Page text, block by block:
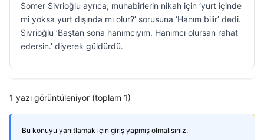
Somer Sivrioğlu ayrıca; muhabirlerin nikah için ‘yurt içinde
mi yoksa yurt dışında mı olur?’ sorusuna ‘Hanım bilir’ dedi.
Sivrioğlu ‘Baştan sona hanımcıyım. Hanımcı olursan rahat
edersin.’ diyerek güldürdü.
1 yazı görüntüleniyor (toplam 1)
Bu konuyu yanıtlamak için giriş yapmış olmalısınız.